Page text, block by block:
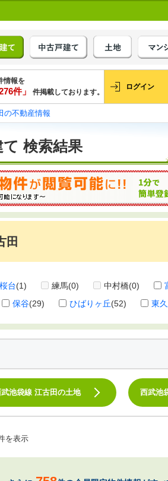
情報を
件」 件掲載しております。
ログイン
の不動産情報
検索結果
田
桜台(1) 練馬(0) 中村橋(0)
保谷(29) ひばりヶ丘(52) 東
池袋線 江古田の土地 西武池
を表示